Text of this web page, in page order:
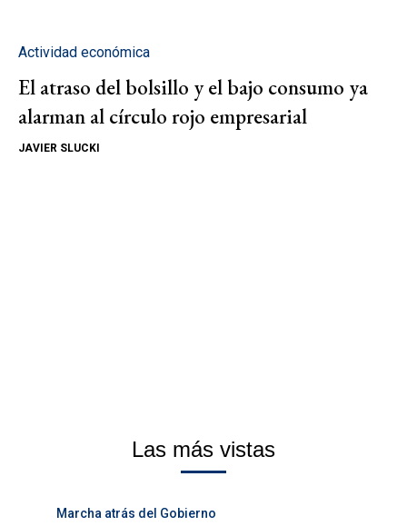
Actividad económica
El atraso del bolsillo y el bajo consumo ya
alarman al círculo rojo empresarial
JAVIER SLUCKI
Las más vistas
Marcha atrás del Gobierno